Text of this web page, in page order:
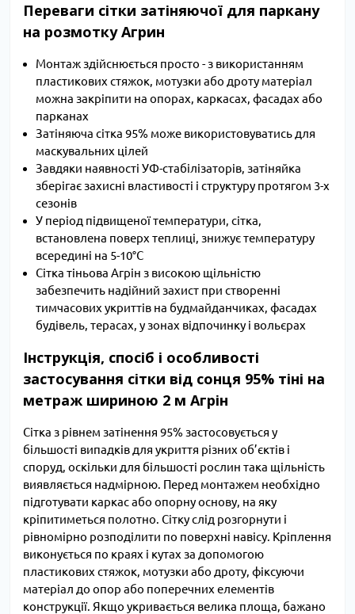
Переваги сітки затіняючої для паркану
на розмотку Агрин
Монтаж здійснюється просто - з використанням
пластикових стяжок, мотузки або дроту матеріал
можна закріпити на опорах, каркасах, фасадах або
парканах
Затіняюча сітка 95% може використовуватись для
маскувальних цілей
Завдяки наявності УФ-стабілізаторів, затіняйка
зберігає захисні властивості і структуру протягом 3-х
сезонів
У період підвищеної температури, сітка,
встановлена поверх теплиці, знижує температуру
всередині на 5-10°C
Сітка тіньова Агрін з високою щільністю
забезпечить надійний захист при створенні
тимчасових укриттів на будмайданчиках, фасадах
будівель, терасах, у зонах відпочинку і вольєрах
Інструкція, спосіб і особливості
застосування сітки від сонця 95% тіні на
метраж шириною 2 м Агрін
Сітка з рівнем затінення 95% застосовується у
більшості випадків для укриття різних об’єктів і
споруд, оскільки для більшості рослин така щільність
виявляється надмірною. Перед монтажем необхідно
підготувати каркас або опорну основу, на яку
кріпитиметься полотно. Сітку слід розгорнути і
рівномірно розподілити по поверхні навісу. Кріплення
виконується по краях і кутах за допомогою
пластикових стяжок, мотузки або дроту, фіксуючи
матеріал до опор або поперечних елементів
конструкції. Якщо укривається велика площа, бажано